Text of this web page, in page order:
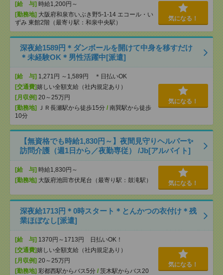
[給 与] 時給1,200円～
[勤務地] 大阪府和泉市いぶき野5-1-14 エコール・い
ずみ 東館2階（最寄り駅：和泉中央駅）
気になる！
深夜給1589円＊ダンボールを開けて中身を移すだけ
＊未経験OK＊男性活躍中[派遣]
[給 与] 1,271円 ～1,589円 ＊日払いOK
[交通費]嬉しい全額支給（社内規定あり）
[月収例] 20～25万円
[勤務地]
ＪＲ長瀬駅から徒歩15分 / 南巽駅から徒歩
10分
気になる！
【無資格でも時給1,830円～】夜間見守りヘルパー✨
訪問介護（週1日から／夜勤専従） /Jb[アルバイト]
[給 与] 時給1,830円～
[勤務地] 大阪府池田市伏尾台（最寄り駅：鼓滝駅） 気になる！
深夜給1713円＊0時スタート＊とんかつの衣付け＊残
業ほぼなし[派遣]
[給 与] 1370円～1713円 日払いOK！
[交通費]嬉しい全額支給（社内規定あり）
[月収例] 20～25万円
[勤務地] 彩都西駅からバス5分 / 茨木駅からバス20
気になる！